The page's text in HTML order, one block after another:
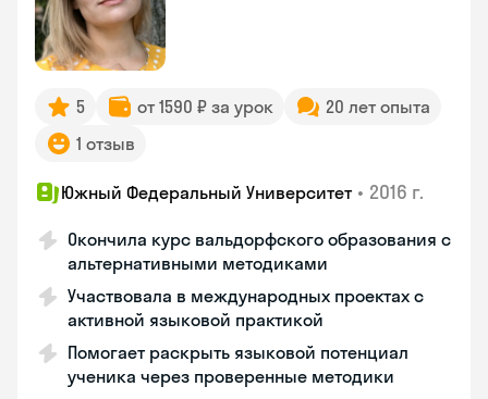
5 от 1590 ₽ за урок
20 лет опыта
1 отзыв
Южный Федеральный Университет • 2016 г.
Окончила курс вальдорфского образования с
альтернативными методиками
Участвовала в международных проектах с
активной языковой практикой
Помогает раскрыть языковой потенциал
ученика через проверенные методики